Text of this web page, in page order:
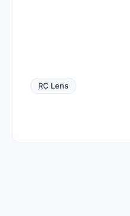
RC Lens